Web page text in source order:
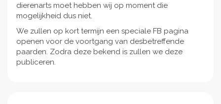
dierenarts moet hebben wij op moment die
mogelijkheid dus niet.
We zullen op kort termijn een speciale FB pagina
openen voor de voortgang van desbetreffende
paarden. Zodra deze bekend is zullen we deze
publiceren.